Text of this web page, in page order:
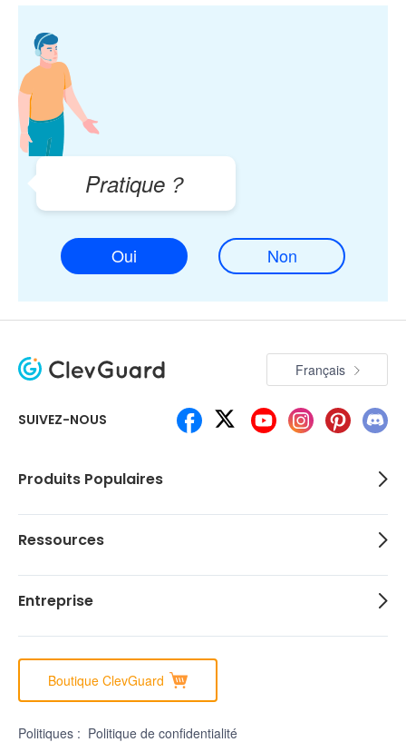
Pratique？
Oui Non
SUIVEZ-NOUS
Français
Produits Populaires
Ressources
Entreprise
Boutique ClevGuard
Politiques : Politique de confidentialité